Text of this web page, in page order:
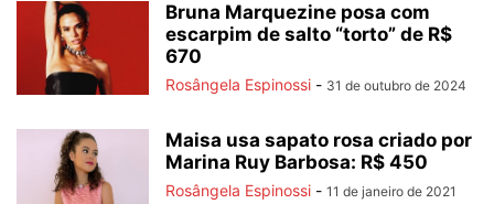
Bruna Marquezine posa com
escarpim de salto “torto” de R$
670
Rosângela Espinossi - 31 de outubro de 2024
Maisa usa sapato rosa criado por
Marina Ruy Barbosa: R$ 450
Rosângela Espinossi - 11 de janeiro de 2021